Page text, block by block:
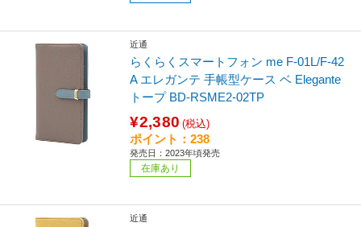
近通
らくらくスマートフォン me F-01L/F-42
A エレガンテ 手帳型ケース ベ Elegante
トープ BD-RSME2-02TP
¥2,380 (税込)
ポイント：238
発売日：2023年頃発売
在庫あり
近通